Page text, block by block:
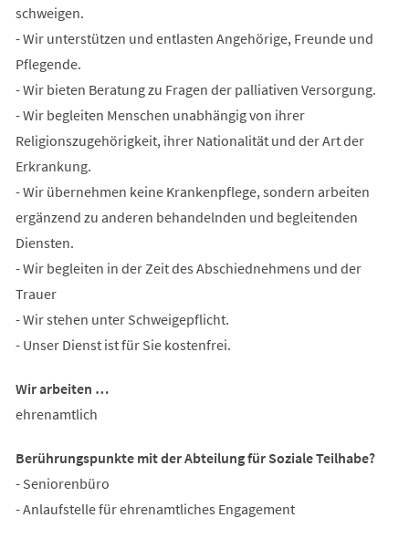
schweigen.
- Wir unterstützen und entlasten Angehörige, Freunde und
Pflegende.
- Wir bieten Beratung zu Fragen der palliativen Versorgung.
- Wir begleiten Menschen unabhängig von ihrer
Religionszugehörigkeit, ihrer Nationalität und der Art der
Erkrankung.
- Wir übernehmen keine Krankenpflege, sondern arbeiten
ergänzend zu anderen behandelnden und begleitenden
Diensten.
- Wir begleiten in der Zeit des Abschiednehmens und der
Trauer
- Wir stehen unter Schweigepflicht.
- Unser Dienst ist für Sie kostenfrei.
Wir arbeiten …
ehrenamtlich
Berührungspunkte mit der Abteilung für Soziale Teilhabe?
- Seniorenbüro
- Anlaufstelle für ehrenamtliches Engagement